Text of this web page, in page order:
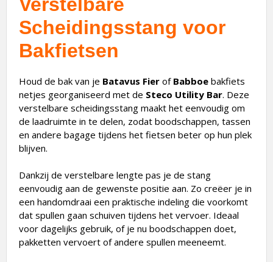
Scheidingsstang voor
Bakfietsen
Houd de bak van je Batavus Fier of Babboe bakfiets
netjes georganiseerd met de Steco Utility Bar. Deze
verstelbare scheidingsstang maakt het eenvoudig om
de laadruimte in te delen, zodat boodschappen, tassen
en andere bagage tijdens het fietsen beter op hun plek
blijven.
Dankzij de verstelbare lengte pas je de stang
eenvoudig aan de gewenste positie aan. Zo creëer je in
een handomdraai een praktische indeling die voorkomt
dat spullen gaan schuiven tijdens het vervoer. Ideaal
voor dagelijks gebruik, of je nu boodschappen doet,
pakketten vervoert of andere spullen meeneemt.